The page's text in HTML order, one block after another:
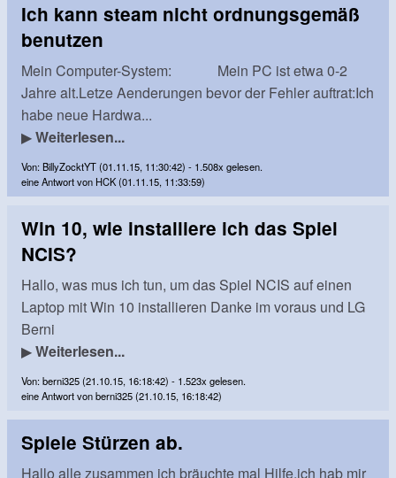
Ich kann steam nicht ordnungsgemäß
benutzen
Mein Computer-System: Mein PC ist etwa 0-2
Jahre alt.Letze Aenderungen bevor der Fehler auftrat:Ich
habe neue Hardwa...
▶Weiterlesen...
Von: BillyZocktYT (01.11.15, 11:30:42) - 1.508x gelesen.
eine Antwort von HCK (01.11.15, 11:33:59)
Win 10, wie installiere ich das Spiel
NCIS?
Hallo, was mus ich tun, um das Spiel NCIS auf einen
Laptop mit Win 10 installieren Danke im voraus und LG
Berni
▶Weiterlesen...
Von: berni325 (21.10.15, 16:18:42) - 1.523x gelesen.
eine Antwort von berni325 (21.10.15, 16:18:42)
Spiele Stürzen ab.
Hallo alle zusammen ich bräuchte mal Hilfe.ich hab mir